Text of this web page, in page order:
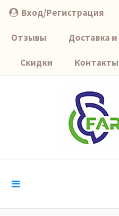
Вход/Регистрация
Отзывы Доставка
Скидки Контакты